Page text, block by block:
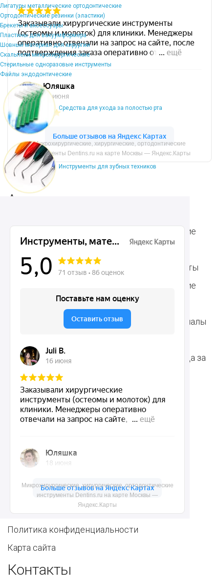
Лигатуры металлические ортодонтические
Ортодонтические резинки (эластики)
Брекеты и аксессуары
Пластины для вакуумформера
Шовный материал для хирургии
Скальпели микрохирургические
Стерильные одноразовые инструменты
Файлы эндодонтические
Средства для ухода за полостью рта
Инструменты для зубных техников
Микрохирургические, хирургические, ортодонтические
инструменты Dentins.ru на карте Москвы —
Яндекс.Карты
Микрохирургические, хирургические, ортодонтические
инструменты Dentins.ru на карте Москвы — Яндекс.Карты
Ассортимент
Хирургические
инструменты
инструменты
Ортодонтические
Терапевтические
инструменты
Ортопедические
инструменты
Стоматологические
Общие инструменты
Стоматологические
материалы
Расходные материалы
Средства для ухода за
Зубным техникам
Dentins.ru
Доставка и контакты
Политика конфиденциальности
Карта сайта
Контакты